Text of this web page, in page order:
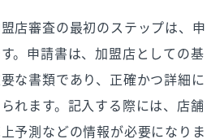
店審査の最初のステップは、申
。申請書は、加盟店としての基
な書類であり、正確かつ詳細に
れます。記入する際には、店舗
予測などの情報が必要になりま